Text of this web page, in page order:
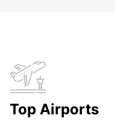
Top Airports